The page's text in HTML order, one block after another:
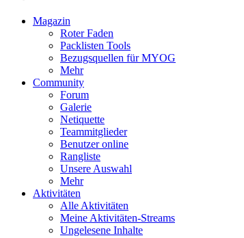
Magazin
Roter Faden
Packlisten Tools
Bezugsquellen für MYOG
Mehr
Community
Forum
Galerie
Netiquette
Teammitglieder
Benutzer online
Rangliste
Unsere Auswahl
Mehr
Aktivitäten
Alle Aktivitäten
Meine Aktivitäten-Streams
Ungelesene Inhalte